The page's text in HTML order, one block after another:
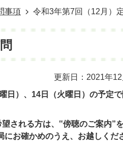
事項 令和3年第7回（12月）
更新日：2021年12
日）、14日（火曜日）の予定
される方は、‟傍聴のご案内”
お確かめのうえ、お越しくだ